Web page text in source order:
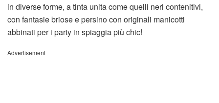
in diverse forme, a tinta unita come quelli neri contenitivi,
con fantasie briose e persino con originali manicotti
abbinati per i party in spiaggia più chic!
Advertisement